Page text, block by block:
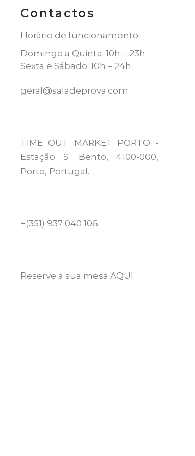
Contactos
Horário de funcionamento:
Domingo a Quinta: 10h – 23h
Sexta e Sábado: 10h – 24h
geral@saladeprova.com
TIME OUT MARKET PORTO -
Estação S. Bento, 4100-000,
Porto, Portugal.
+(351) 937 040 106
Reserve a sua mesa AQUI.